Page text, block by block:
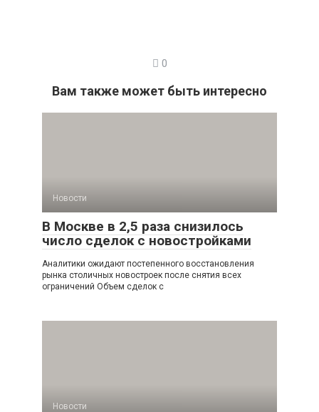
0
Вам также может быть интересно
Новости
В Москве в 2,5 раза снизилось
число сделок с новостройками
Аналитики ожидают постепенного восстановления
рынка столичных новостроек после снятия всех
ограничений Объем сделок с
Новости